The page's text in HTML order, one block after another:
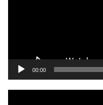
00:00